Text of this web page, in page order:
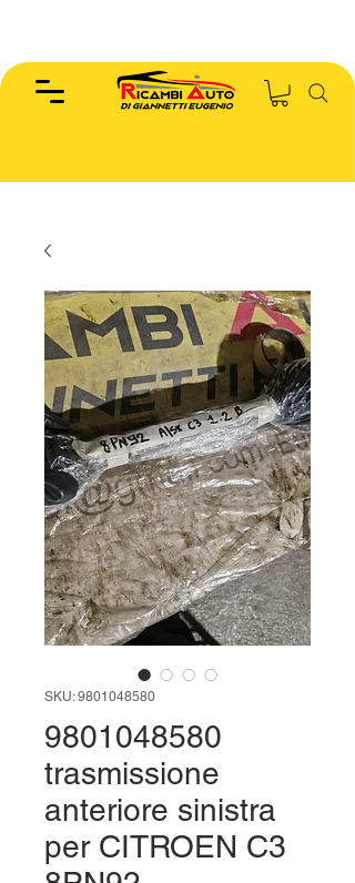
SKU: 9801048580
9801048580
trasmissione
anteriore sinistra
per CITROEN C3